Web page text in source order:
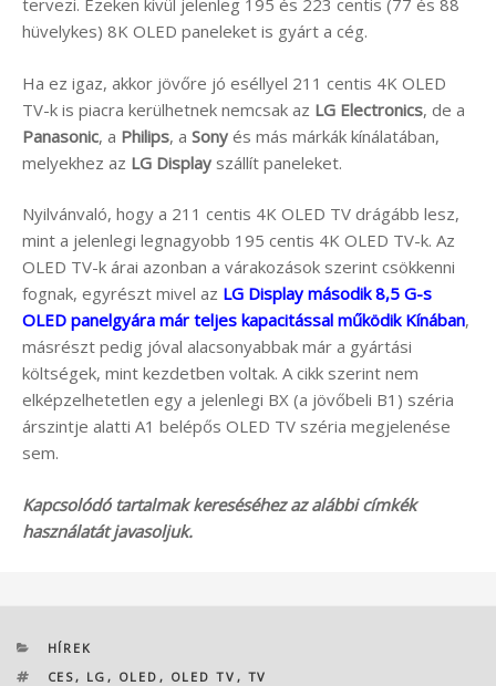
tervezi. Ezeken kívül jelenleg 195 és 223 centis (77 és 88
hüvelykes) 8K OLED paneleket is gyárt a cég.
Ha ez igaz, akkor jövőre jó eséllyel 211 centis 4K OLED
TV-k is piacra kerülhetnek nemcsak az LG Electronics, de a
Panasonic, a Philips, a Sony és más márkák kínálatában,
melyekhez az LG Display szállít paneleket.
Nyilvánvaló, hogy a 211 centis 4K OLED TV drágább lesz,
mint a jelenlegi legnagyobb 195 centis 4K OLED TV-k. Az
OLED TV-k árai azonban a várakozások szerint csökkenni
fognak, egyrészt mivel az LG Display második 8,5 G-s
OLED panelgyára már teljes kapacitással működik Kínában,
másrészt pedig jóval alacsonyabbak már a gyártási
költségek, mint kezdetben voltak. A cikk szerint nem
elképzelhetetlen egy a jelenlegi BX (a jövőbeli B1) széria
árszintje alatti A1 belépős OLED TV széria megjelenése
sem.
Kapcsolódó tartalmak kereséséhez az alábbi címkék
használatát javasoljuk.
KATEGÓRIÁK
HÍREK
CÍMKÉK
CES, LG , OLED , OLED TV , TV